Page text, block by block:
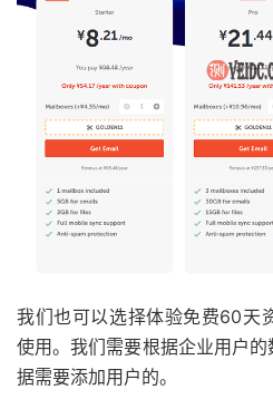
我们也可以选择体验免费60天
使用。我们需要根据企业用户
据需要添加用户的。